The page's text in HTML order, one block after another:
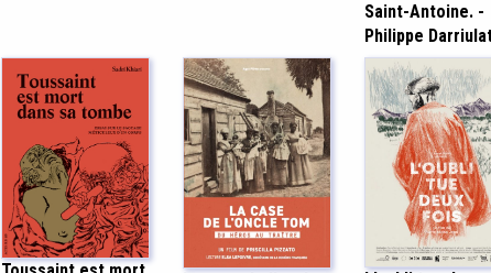
Saint-Antoine. -
Philippe